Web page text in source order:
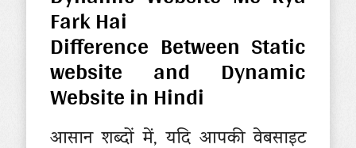
Fark Hai
Difference Between Static
website and Dynamic
Website in Hindi
आसान शब्दों में, यदि आपकी वेबसाइट